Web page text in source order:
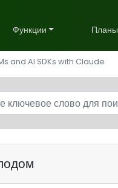
Функции Планы
and AI SDKs with Claude